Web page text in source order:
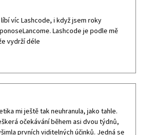
víc Lashcode, i když jsem roky
Lashcode je podle mě
vydrží déle
mi ještě tak neuhranula, jako tahle.
očekávání během asi dvou týdnů,
prvních viditelných účinků. Jedná se